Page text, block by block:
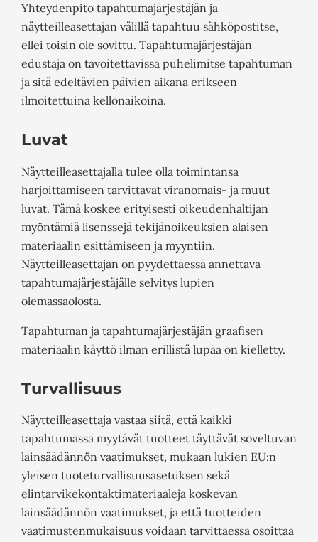
Yhteydenpito tapahtumajärjestäjän ja
näytteilleasettajan välillä tapahtuu sähköpostitse,
ellei toisin ole sovittu. Tapahtumajärjestäjän
edustaja on tavoitettavissa puhelimitse tapahtuman
ja sitä edeltävien päivien aikana erikseen
ilmoitettuina kellonaikoina.
Luvat
Näytteilleasettajalla tulee olla toimintansa
harjoittamiseen tarvittavat viranomais- ja muut
luvat. Tämä koskee erityisesti oikeudenhaltijan
myöntämiä lisenssejä tekijänoikeuksien alaisen
materiaalin esittämiseen ja myyntiin.
Näytteilleasettajan on pyydettäessä annettava
tapahtumajärjestäjälle selvitys lupien
olemassaolosta.
Tapahtuman ja tapahtumajärjestäjän graafisen
materiaalin käyttö ilman erillistä lupaa on kielletty.
Turvallisuus
Näytteilleasettaja vastaa siitä, että kaikki
tapahtumassa myytävät tuotteet täyttävät soveltuvan
lainsäädännön vaatimukset, mukaan lukien EU:n
yleisen tuoteturvallisuusasetuksen sekä
elintarvikekontaktimateriaaleja koskevan
lainsäädännön vaatimukset, ja että tuotteiden
vaatimustenmukaisuus voidaan tarvittaessa osoittaa